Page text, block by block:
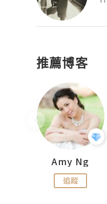
推薦博客
Amy Ng
追蹤